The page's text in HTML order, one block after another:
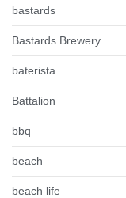
bastards
Bastards Brewery
baterista
Battalion
bbq
beach
beach life